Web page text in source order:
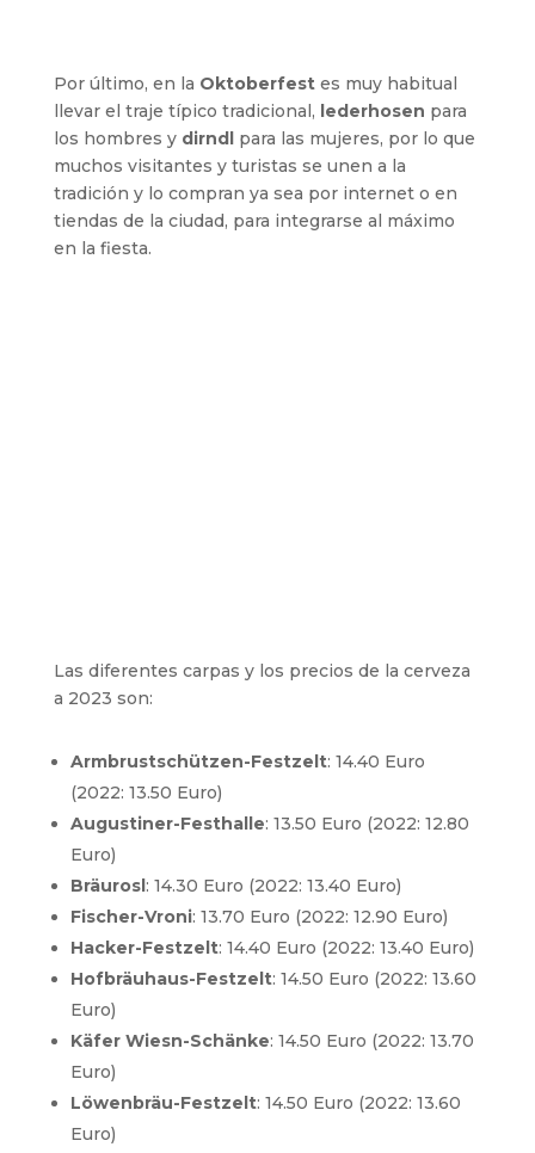
Por último, en la Oktoberfestes muy habitual
llevar el traje típico tradicional, lederhosen para
los hombres y dirndl para las mujeres, por lo que
muchos visitantes y turistas se unen a la
tradición y lo compran ya sea por internet o en
tiendas de la ciudad, para integrarse al máximo
en la fiesta.
Las diferentes carpas y los precios de la cerveza
a 2023 son:
Armbrustschützen-Festzelt: 14.40 Euro
(2022: 13.50 Euro)
Augustiner-Festhalle: 13.50 Euro (2022: 12.80
Euro)
Bräurosl: 14.30 Euro (2022: 13.40 Euro)
Fischer-Vroni: 13.70 Euro (2022: 12.90 Euro)
Hacker-Festzelt: 14.40 Euro (2022: 13.40 Euro)
Hofbräuhaus-Festzelt: 14.50 Euro (2022: 13.60
Euro)
Käfer Wiesn-Schänke: 14.50 Euro (2022: 13.70
Euro)
Löwenbräu-Festzelt: 14.50 Euro (2022: 13.60
Euro)